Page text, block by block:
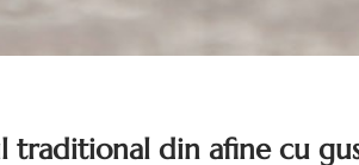
traditional din afine cu